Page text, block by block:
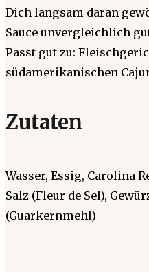
Dich langsam daran
Sauce unvergleichlich
Passt gut zu:
südamerikanischen
Zutaten
Wasser, Essig, Carolina
Salz (Fleur de Sel),
(Guarkernmehl)